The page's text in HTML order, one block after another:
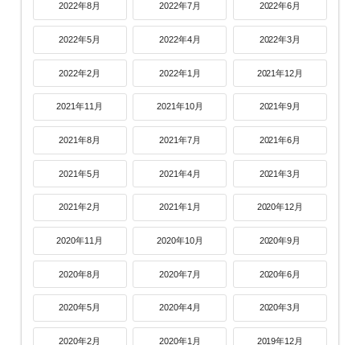
2022年8月 2022年7月 2022年6月
2022年5月 2022年4月 2022年3月
2022年2月 2022年1月 2021年12月
2021年11月 2021年10月 2021年9月
2021年8月 2021年7月 2021年6月
2021年5月 2021年4月 2021年3月
2021年2月 2021年1月 2020年12月
2020年11月 2020年10月 2020年9月
2020年8月 2020年7月 2020年6月
2020年5月 2020年4月 2020年3月
2020年2月 2020年1月 2019年12月